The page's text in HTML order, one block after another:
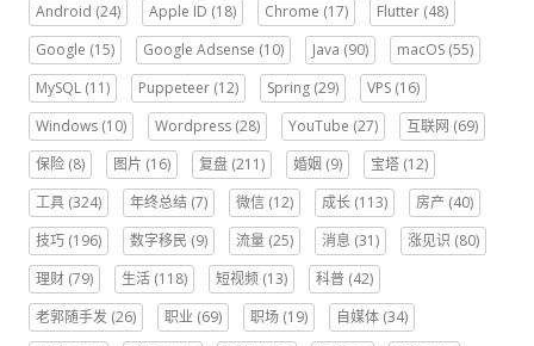
Android (24) Apple ID (18) Chrome (17) Flutter (48)
Google (15) Google Adsense (10) Java (90) macOS (55)
MySQL (11) Puppeteer (12) Spring (29) VPS (16)
Windows (10) Wordpress (28) YouTube (27) 互联网 (69)
保险 (8) 图片 (16) 复盘 (211) 婚姻 (9) 宝塔 (12)
工具 (324) 年终总结 (7) 微信 (12) 成长 (113) 房产 (40)
技巧 (196) 数字移民 (9) 流量 (25) 消息 (31) 涨见识 (80)
理财 (79) 生活 (118) 短视频 (13) 科普 (42)
老郭随手发 (26) 职业 (69) 职场 (19) 自媒体 (34)